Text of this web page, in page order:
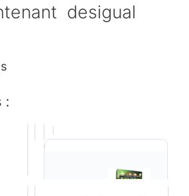
desigual
: